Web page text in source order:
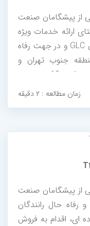
از پیشگامان صنعت
ارائه خدمات ویژه
باسکول به رانندگان ارجمند و مشتریان GLC و در جهت رفاه
جنوب تهران و
زمان مطالعه : ۲ دقیقه
از پیشگامان صنعت
حال رانندگان
ای، اقدام به فروش